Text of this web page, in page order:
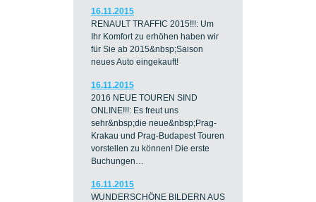
16.11.2015
RENAULT TRAFFIC 2015!!!: Um
Ihr Komfort zu erhöhen haben wir
für Sie ab 2015&nbsp;Saison
neues Auto eingekauft!
16.11.2015
2016 NEUE TOUREN SIND
ONLINE!!!: Es freut uns
sehr&nbsp;die neue&nbsp;Prag-
Krakau und Prag-Budapest Touren
vorstellen zu können! Die erste
Buchungen…
16.11.2015
WUNDERSCHÖNE BILDERN AUS